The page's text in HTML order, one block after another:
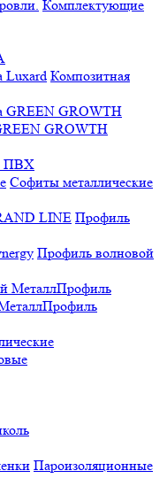
Комплектующие
Композитная
GROWTH
ПВХ
Софиты металлические
Профиль
Профиль волновой
Пароизоляционные